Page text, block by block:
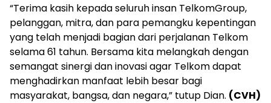
“Terima kasih kepada seluruh insan TelkomGroup,
pelanggan, mitra, dan para pemangku kepentingan
yang telah menjadi bagian dari perjalanan Telkom
selama 61 tahun. Bersama kita melangkah dengan
semangat sinergi dan inovasi agar Telkom dapat
menghadirkan manfaat lebih besar bagi
masyarakat, bangsa, dan negara,” tutup Dian. (CVH)